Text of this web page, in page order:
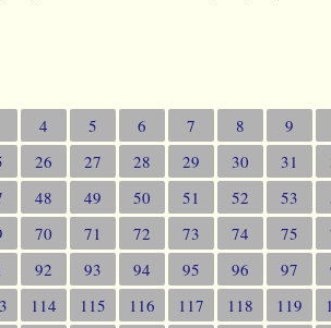
4 5 6 7 8 9
26 27 28 29 30 31
48 49 50 51 52 53
70 71 72 73 74 75
92 93 94 95 96 97
114 115 116 117 118 119